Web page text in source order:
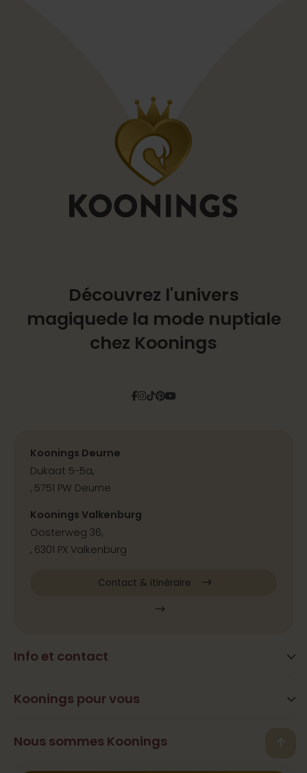
Découvrez l'univers
magiquede la mode nuptiale
chez Koonings
Facebook
Instagram
Tiktok
Pinterest
YouTube
Info et contact
Questions fréquemment posées
Contact, adresse et itinéraire
Koonings pour vous
Beauté
Nous sommes Koonings
Koonings Deurne
Dukaat 5-5a,
, 5751 PW Deurne
Koonings Valkenburg
Oosterweg 36,
, 6301 PX Valkenburg
Contact & itinéraire